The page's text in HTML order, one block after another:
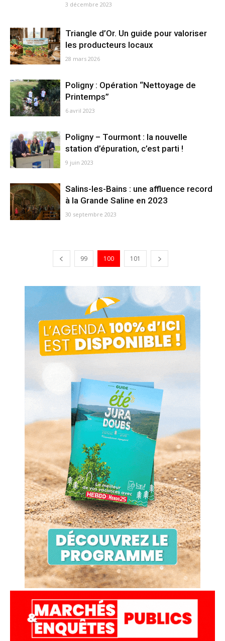
3 décembre 2023
Triangle d’Or. Un guide pour valoriser
les producteurs locaux
28 mars 2026
Poligny : Opération “Nettoyage de
Printemps”
6 avril 2023
Poligny – Tourmont : la nouvelle
station d’épuration, c’est parti !
9 juin 2023
Salins-les-Bains : une affluence record
à la Grande Saline en 2023
30 septembre 2023
99 100 101